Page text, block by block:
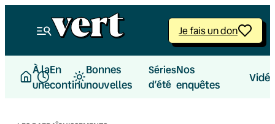
Je fais un don
À la
une
En
continu
Bonnes
nouvelles
Séries
d’été
Nos
enquêtes